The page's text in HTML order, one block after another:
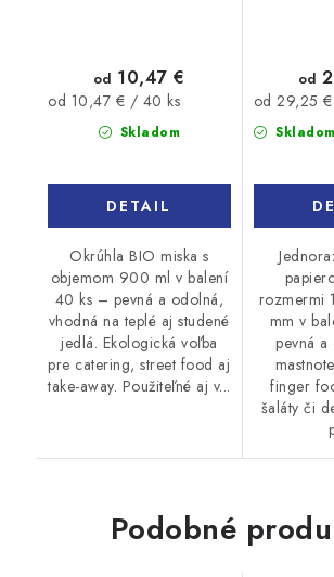
Skladom
od 10,47 €
Jednotková
od 10,47 € / 40 ks
DETAIL
Okrúhla BIO miska s
objemom 900 ml v balení
40 ks – pevná a odolná,
vhodná na teplé aj studené
jedlá. Ekologická voľba
pre catering, street food aj
take-away. Použiteľné aj v...
od
Jednotková
cena:
od 29,25
rozmermi
mm v
pevná
finger
šaláty či
Podobné